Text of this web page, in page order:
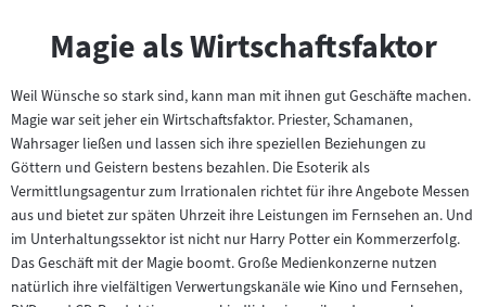
Magie als Wirtschaftsfaktor
Weil Wünsche so stark sind, kann man mit ihnen gut Geschäfte machen.
Magie war seit jeher ein Wirtschaftsfaktor. Priester, Schamanen,
Wahrsager ließen und lassen sich ihre speziellen Beziehungen zu
Göttern und Geistern bestens bezahlen. Die Esoterik als
Vermittlungsagentur zum Irrationalen richtet für ihre Angebote Messen
aus und bietet zur späten Uhrzeit ihre Leistungen im Fernsehen an. Und
im Unterhaltungssektor ist nicht nur Harry Potter ein Kommerzerfolg.
Das Geschäft mit der Magie boomt. Große Medienkonzerne nutzen
natürlich ihre vielfältigen Verwertungskanäle wie Kino und Fernsehen,